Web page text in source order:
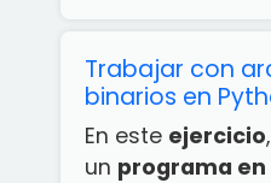
Trabajar con
binarios en
En este ejercicio
un programa en